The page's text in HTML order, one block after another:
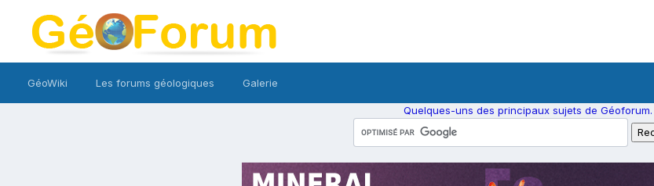
GéoWiki Les forums géologiques Galerie
Quelques-uns des principaux sujets de Géoforum.